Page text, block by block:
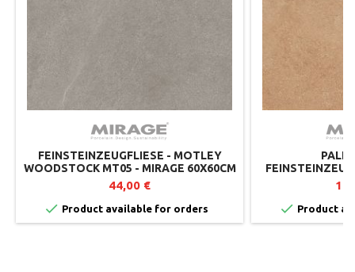
FEINSTEINZEUGFLIESE - MOTLEY
WOODSTOCK MT05 - MIRAGE 60X60CM
(2ER-SET)
44,00 €
 Product available for orders
CRUST
 Product